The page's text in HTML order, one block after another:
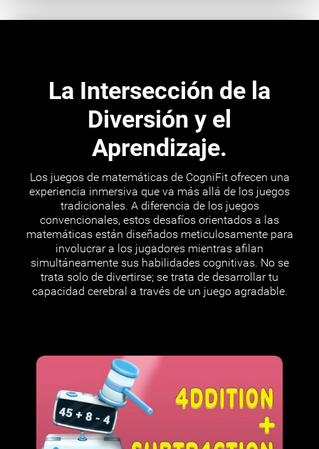
La Intersección de la
Diversión y el
Aprendizaje.
Los juegos de matemáticas de CogniFit ofrecen una
experiencia inmersiva que va más allá de los juegos
tradicionales. A diferencia de los juegos
convencionales, estos desafíos orientados a las
matemáticas están diseñados meticulosamente para
involucrar a los jugadores mientras afilan
simultáneamente sus habilidades cognitivas. No se
trata solo de divertirse; se trata de desarrollar tu
capacidad cerebral a través de un juego agradable.